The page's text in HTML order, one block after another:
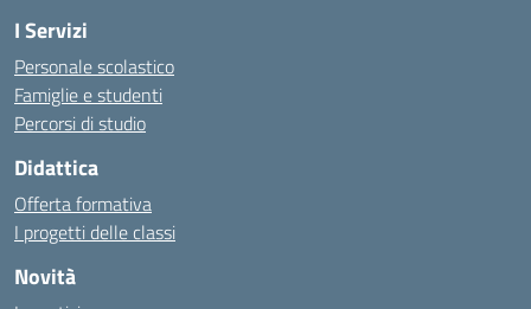
I Servizi
Personale scolastico
Famiglie e studenti
Percorsi di studio
Didattica
Offerta formativa
I progetti delle classi
Novità